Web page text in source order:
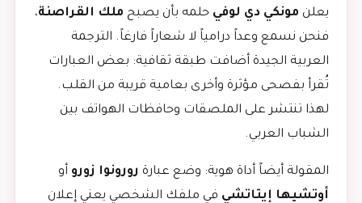
يعلن مونكي دي لوفي حلمه بأن يصبح ملك القراصنة،
فنحن نسمع وعداً درامياً لا شعاراً فارغاً. الترجمة
العربية الجيدة أضافت طبقة ثقافية: بعض العبارات
تُقرأ بفصحى مؤثرة وأخرى بعامية قريبة من القلب.
لهذا تنتشر على الملصقات وحافظات الهواتف بين
الشباب العربي.
المقولة أيضاً أداة هوية: وضع عبارة رورونوا زورو أو
أوتشيها إيتاتشي في ملفك الشخصي يعني إعلان